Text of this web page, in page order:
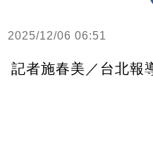
2025/12/06 06:51
記者施春美／台北報